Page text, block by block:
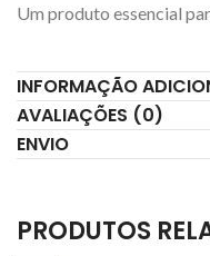
Um produto essencial
INFORMAÇÃO
AVALIAÇÕES (0)
ENVIO
PRODUTOS